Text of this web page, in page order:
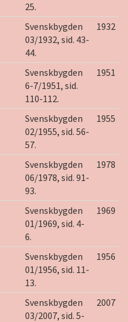
25.
Svenskbygden
03/1932, sid. 43-
44.
1932
Svenskbygden
6-7/1951, sid.
110-112.
1951
Svenskbygden
02/1955, sid. 56-
57.
1955
Svenskbygden
06/1978, sid. 91-
93.
1978
Svenskbygden
01/1969, sid. 4-
6.
1969
Svenskbygden
01/1956, sid. 11-
13.
1956
Svenskbygden
03/2007, sid. 5-
2007